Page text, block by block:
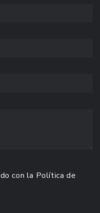
con la Política de